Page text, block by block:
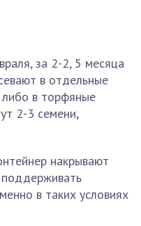
за 2-2, 5 месяца
в отдельные
в торфяные
2-3 семени,
накрывают
в таких условиях